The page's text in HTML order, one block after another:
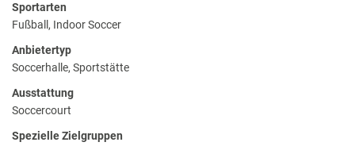
Sportarten
Fußball, Indoor Soccer
Anbietertyp
Soccerhalle, Sportstätte
Ausstattung
Soccercourt
Spezielle Zielgruppen